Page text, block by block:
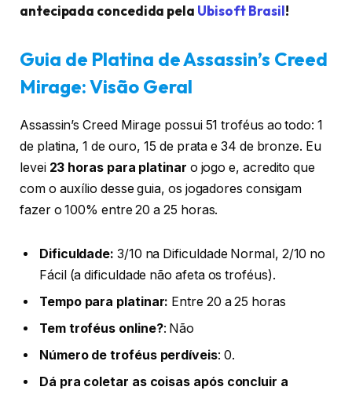
antecipada concedida pela Ubisoft Brasil!
Guia de Platina de Assassin’s Creed
Mirage: Visão Geral
Assassin’s Creed Mirage possui 51 troféus ao todo: 1
de platina, 1 de ouro, 15 de prata e 34 de bronze. Eu
levei 23 horas para platinar o jogo e, acredito que
com o auxílio desse guia, os jogadores consigam
fazer o 100% entre 20 a 25 horas.
Dificuldade: 3/10 na Dificuldade Normal, 2/10 no
Fácil (a dificuldade não afeta os troféus).
Tempo para platinar: Entre 20 a 25 horas
Tem troféus online?: Não
Número de troféus perdíveis: 0.
Dá pra coletar as coisas após concluir a